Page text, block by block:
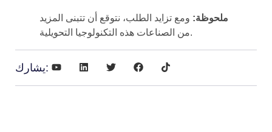
ملحوظة: ومع تزايد الطلب، نتوقع أن تتبنى المزيد
من الصناعات هذه التكنولوجيا التحويلية.
يشارك: